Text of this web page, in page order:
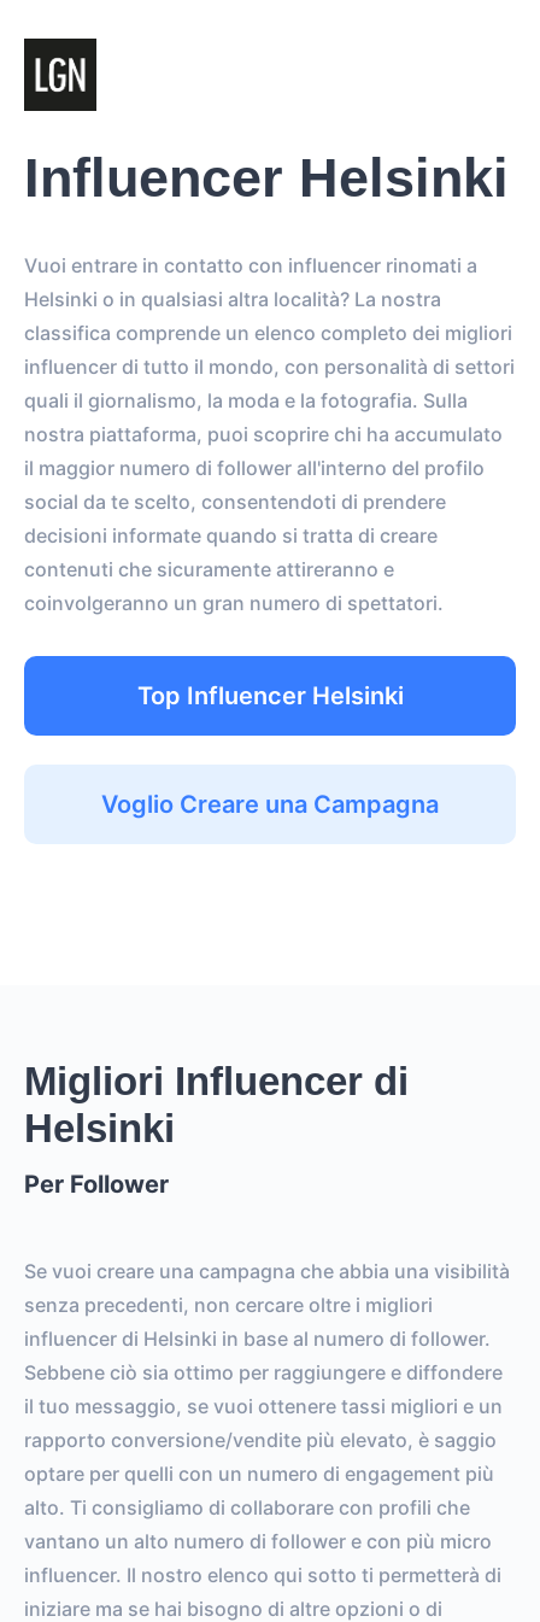
Influencer Helsinki
Vuoi entrare in contatto con influencer rinomati a
Helsinki o in qualsiasi altra località? La nostra
classifica comprende un elenco completo dei migliori
influencer di tutto il mondo, con personalità di settori
quali il giornalismo, la moda e la fotografia. Sulla
nostra piattaforma, puoi scoprire chi ha accumulato
il maggior numero di follower all'interno del profilo
social da te scelto, consentendoti di prendere
decisioni informate quando si tratta di creare
contenuti che sicuramente attireranno e
coinvolgeranno un gran numero di spettatori.
Top Influencer Helsinki
Voglio Creare una Campagna
Migliori Influencer di
Helsinki
Per Follower
Se vuoi creare una campagna che abbia una visibilità
senza precedenti, non cercare oltre i migliori
influencer di Helsinki in base al numero di follower.
Sebbene ciò sia ottimo per raggiungere e diffondere
il tuo messaggio, se vuoi ottenere tassi migliori e un
rapporto conversione/vendite più elevato, è saggio
optare per quelli con un numero di engagement più
alto. Ti consigliamo di collaborare con profili che
vantano un alto numero di follower e con più micro
influencer. Il nostro elenco qui sotto ti permetterà di
iniziare ma se hai bisogno di altre opzioni o di